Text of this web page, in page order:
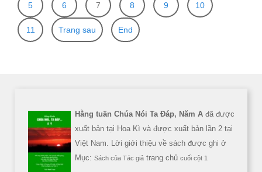
5 6 7 8 9 10
11 Trang sau End
Hằng tuần Chúa Nói Ta Đáp, Năm A đã được
xuất bản tại Hoa Kì và được xuất bản lần 2 tại
Việt Nam. Lời giới thiệu về sách được ghi ở
Mục: Sách của Tác giả trang chủ cuối cột 1